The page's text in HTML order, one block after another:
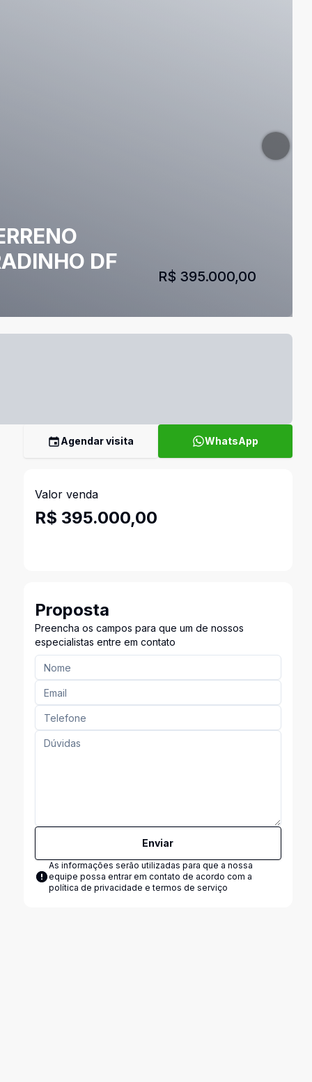
DF
R$ 395.000,00
Agendar visita WhatsApp
Valor venda
R$ 395.000,00
Proposta
Preencha os campos para que um de nossos
especialistas entre em contato
Enviar
As informações serão utilizadas para que a nossa
equipe possa entrar em contato de acordo com a
política de privacidade e termos de serviço